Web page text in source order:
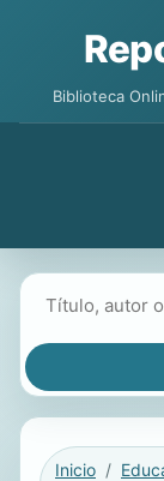
Biblioteca
Inicio